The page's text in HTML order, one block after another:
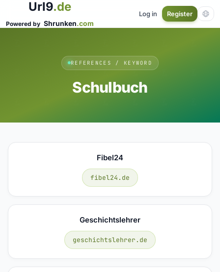
Url9.de
Powered by Shrunken.com
Log in Register
REFERENCES / KEYWORD
Schulbuch
Fibel24
fibel24.de
Geschichtslehrer
geschichtslehrer.de